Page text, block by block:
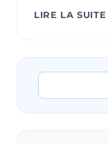
LIRE LA SUITE
Rechercher